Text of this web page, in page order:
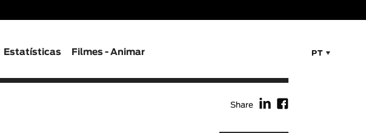
PT
Estatísticas Filmes - Animar
Share f F